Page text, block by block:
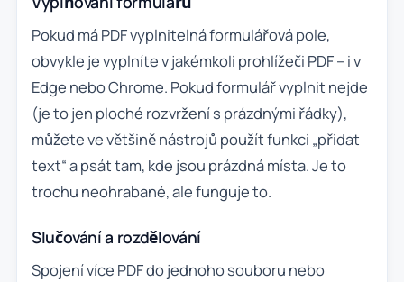
Pokud má PDF vyplnitelná formulářová pole,
obvykle je vyplníte v jakémkoli prohlížeči PDF – i v
Edge nebo Chrome. Pokud formulář vyplnit nejde
(je to jen ploché rozvržení s prázdnými řádky),
můžete ve většině nástrojů použít funkci „přidat
text“ a psát tam, kde jsou prázdná místa. Je to
trochu neohrabané, ale funguje to.
Slučování a rozdělování
Spojení více PDF do jednoho souboru nebo